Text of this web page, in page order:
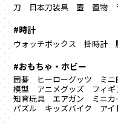
刀 日本刀装具 壺 置物
#時計
ウォッチボックス 掛時計
#おもちゃ・ホビー
囲碁 ヒーローグッツ ミ
模型
アニメグッズ フィギ
知育玩具
エアガン ミニカ
パズル
キッズバイク アイ